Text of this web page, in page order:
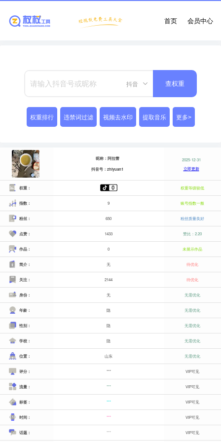
会员中心
首页
抖音 查权重
权重排行 违禁词过滤 视频去水印 提取音乐 更多>
昵称：阿拉蕾
抖音号：zhiyuan1
2025-12-31
立即更新
权重： 权重等级较低
指数： 9 账号指数一般
粉丝： 650 粉丝质量良好
点赞： 1433 赞比：2.20
作品： 0 未展示作品
简介： 无 待优化
关注： 2144 待优化
身份： 无 无需优化
年龄： 隐 无需优化
性别： 隐 无需优化
学校： 隐 无需优化
位置： 山东 无需优化
评分： *** VIP可见
流量： *** VIP可见
标签： *** VIP可见
时间： *** VIP可见
话题： *** VIP可见